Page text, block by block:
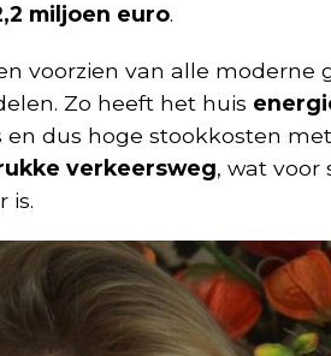
miljoen euro.
voorzien van alle moderne
Zo heeft het huis
en dus hoge stookkosten
verkeersweg, wat voor
is.